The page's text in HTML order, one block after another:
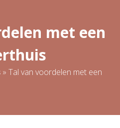
met een
» Tal van voordelen met een